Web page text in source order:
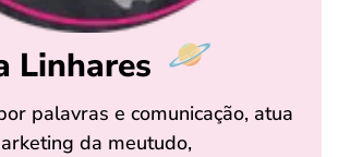
Linhares
palavras e comunicação, atua
da meutudo,